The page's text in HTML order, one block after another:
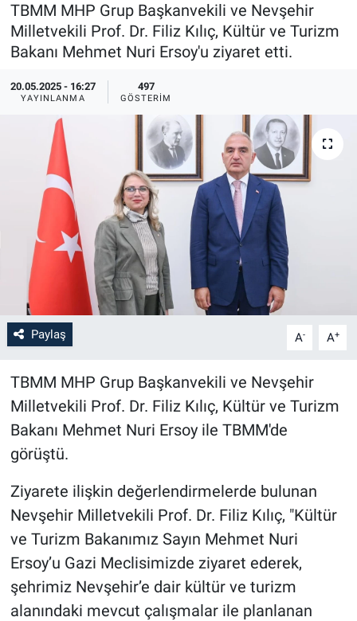
TBMM MHP Grup Başkanvekili ve Nevşehir
Milletvekili Prof. Dr. Filiz Kılıç, Kültür ve Turizm
Bakanı Mehmet Nuri Ersoy'u ziyaret etti.
20.05.2025 - 16:27
YAYINLANMA
497
GÖSTERIM
Paylaş A- A+
TBMM MHP Grup Başkanvekili ve Nevşehir
Milletvekili Prof. Dr. Filiz Kılıç, Kültür ve Turizm
Bakanı Mehmet Nuri Ersoy ile TBMM'de
görüştü.
Ziyarete ilişkin değerlendirmelerde bulunan
Nevşehir Milletvekili Prof. Dr. Filiz Kılıç, "Kültür
ve Turizm Bakanımız Sayın Mehmet Nuri
Ersoy’u Gazi Meclisimizde ziyaret ederek,
şehrimiz Nevşehir’e dair kültür ve turizm
alanındaki mevcut çalışmalar ile planlanan
Sağlık
Asayiş
İlan - Duyuru- Mesaj
Yaşam
Sağlık
Eğitim
3.Sayfa
Teknoloji
Kayseri
Niğde
Aksaray
İlan - Duyuru- Mesaj